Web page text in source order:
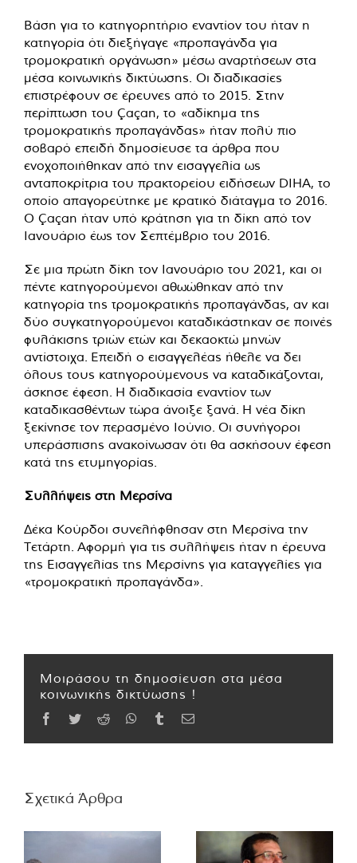
Βάση για το κατηγορητήριο εναντίον του ήταν η
κατηγορία ότι διεξήγαγε «προπαγάνδα για
τρομοκρατική οργάνωση» μέσω αναρτήσεων στα
μέσα κοινωνικής δικτύωσης. Οι διαδικασίες
επιστρέφουν σε έρευνες από το 2015. Στην
περίπτωση του Çaçan, το «αδίκημα της
τρομοκρατικής προπαγάνδας» ήταν πολύ πιο
σοβαρό επειδή δημοσίευσε τα άρθρα που
ενοχοποιήθηκαν από την εισαγγελία ως
ανταποκρίτρια του πρακτορείου ειδήσεων DIHA, το
οποίο απαγορεύτηκε με κρατικό διάταγμα το 2016.
Ο Çaçan ήταν υπό κράτηση για τη δίκη από τον
Ιανουάριο έως τον Σεπτέμβριο του 2016.
Σε μια πρώτη δίκη τον Ιανουάριο του 2021, και οι
πέντε κατηγορούμενοι αθωώθηκαν από την
κατηγορία της τρομοκρατικής προπαγάνδας, αν και
δύο συγκατηγορούμενοι καταδικάστηκαν σε ποινές
φυλάκισης τριών ετών και δεκαοκτώ μηνών
αντίστοιχα. Επειδή ο εισαγγελέας ήθελε να δει
όλους τους κατηγορούμενους να καταδικάζονται,
άσκησε έφεση. Η διαδικασία εναντίον των
καταδικασθέντων τώρα άνοιξε ξανά. Η νέα δίκη
ξεκίνησε τον περασμένο Ιούνιο. Οι συνήγοροι
υπεράσπισης ανακοίνωσαν ότι θα ασκήσουν έφεση
κατά της ετυμηγορίας.
Συλλήψεις στη Μερσίνα
Δέκα Κούρδοι συνελήφθησαν στη Μερσίνα την
Τετάρτη. Αφορμή για τις συλλήψεις ήταν η έρευνα
της Εισαγγελίας της Μερσίνης για καταγγελίες για
«τρομοκρατική προπαγάνδα».
Μοιράσου τη δημοσίευση στα μέσα
κοινωνικής δικτύωσης !
Facebook
TwitterReddit WhatsApp
TumblrEmail
Σχετικά Άρθρα